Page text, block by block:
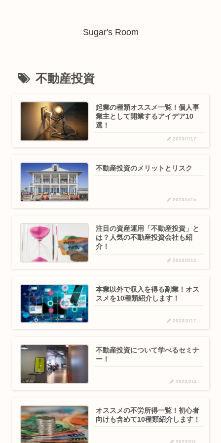
Sugar's Room
不動産投資
起業の種類オススメ一覧！個人事
業主として開業するアイデア10
選！
2023/7/17
不動産投資のメリットとリスク
2023/5/15
注目の資産運用「不動産投資」と
は？人気の不動産投資会社も紹
介！
2023/3/12
本業以外で収入を得る副業！オス
スメを10種類紹介します！
2023/2/17
不動産投資について学べるセミナ
ー！
2023/2/4
オススメの不労所得一覧！初心者
向けも含めて10種類紹介します！
2023/2/1